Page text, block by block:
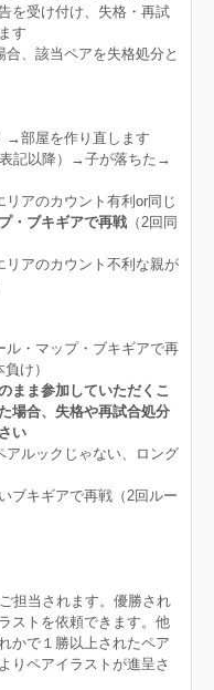
を受け付け、失格・再試
す
、該当ペアを失格処分と
→部屋を作り直します
記以降）→子が落ちた→
アのカウント有利or同じ
・ブキギアで再戦 （2回同
アのカウント不利な親が
・マップ・ブキギアで再
け）
まま参加していただくこ
場合、失格や再試合処分
い
ルックじゃない、ロング
キギアで再戦（2回ルー
担当されます。優勝され
ストを依頼できます。他
かで１勝以上されたペア
りペアイラストが進呈さ